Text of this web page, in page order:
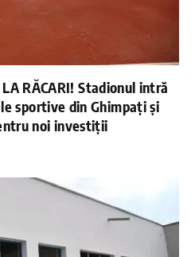
RĂCARI! Stadionul intră
sportive din Ghimpați și
noi investiții